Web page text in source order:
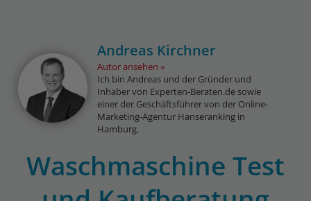
Andreas Kirchner
Autor ansehen
Ich bin Andreas und der Gründer und
Inhaber von Experten-Beraten.de sowie
einer der Geschäftsführer von der Online-
Marketing-Agentur Hanseranking in
Hamburg.
Waschmaschine Test